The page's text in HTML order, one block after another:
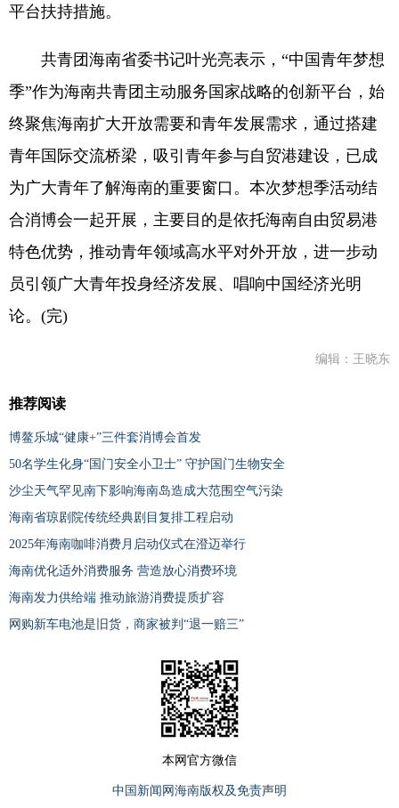
平台扶持措施。
共青团海南省委书记叶光亮表示，“中国青年梦想
季”作为海南共青团主动服务国家战略的创新平台，始
终聚焦海南扩大开放需要和青年发展需求，通过搭建
青年国际交流桥梁，吸引青年参与自贸港建设，已成
为广大青年了解海南的重要窗口。本次梦想季活动结
合消博会一起开展，主要目的是依托海南自由贸易港
特色优势，推动青年领域高水平对外开放，进一步动
员引领广大青年投身经济发展、唱响中国经济光明
论。(完)
编辑：王晓东
推荐阅读
博鳌乐城“健康+”三件套消博会首发
50名学生化身“国门安全小卫士” 守护国门生物安全
沙尘天气罕见南下影响海南岛造成大范围空气污染
海南省琼剧院传统经典剧目复排工程启动
2025年海南咖啡消费月启动仪式在澄迈举行
海南优化适外消费服务 营造放心消费环境
海南发力供给端 推动旅游消费提质扩容
网购新车电池是旧货，商家被判“退一赔三”
本网官方微信
中国新闻网海南版权及免责声明